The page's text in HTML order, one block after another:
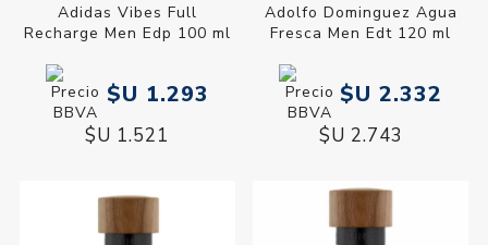
Adidas Vibes Full
Recharge Men Edp 100 ml
$U 1.293
$U 1.521
Adolfo Dominguez Agua
Fresca Men Edt 120 ml
$U 2.332
$U 2.743